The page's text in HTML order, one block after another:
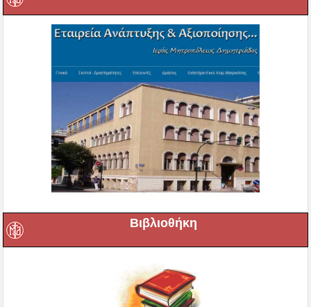
Βιβλιοθήκη